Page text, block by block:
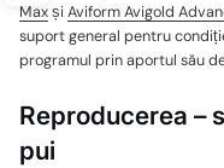
MaxșiAviform Avigold
suport general pentru
programul prin aportul său
Reproducerea –
pui